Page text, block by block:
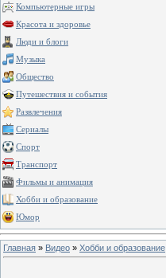
Компьютерные игры
Красота и здоровье
Люди и блоги
Музыка
Общество
Путешествия и события
Развлечения
Сериалы
Спорт
Транспорт
Фильмы и анимация
Хобби и образование
Юмор
Главная » Видео » Хобби и образование